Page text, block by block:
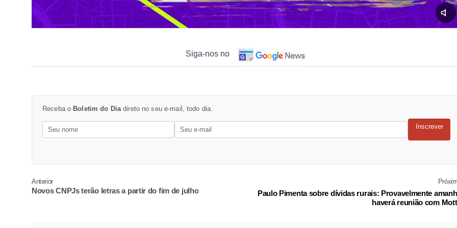
Siga-nos no
Receba o Boletim do Diadireto no seu e-mail, todo dia.
Inscrever
Anterior
Novos CNPJs terão letras a partir do fim de julho
Paulo Pimenta sobre dívidas rurais: Provavelmente
haverá reunião com